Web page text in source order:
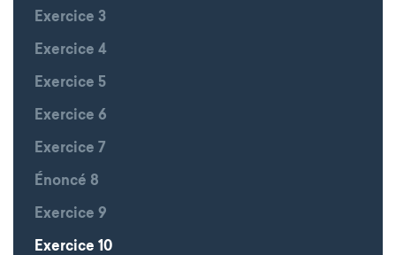
Exercice 3
Exercice 4
Exercice 5
Exercice 6
Exercice 7
Énoncé 8
Exercice 9
Exercice 10